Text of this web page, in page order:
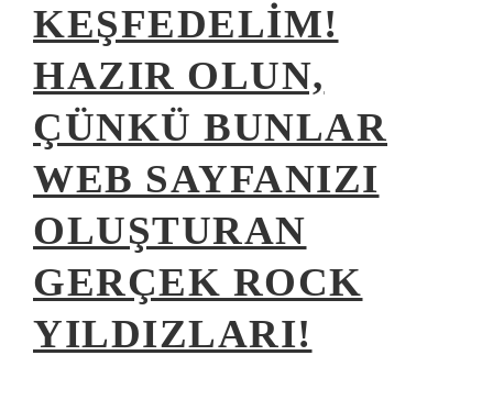
KEŞFEDELIM!
HAZIR OLUN,
ÇÜNKÜ BUNLAR
WEB SAYFANIZI
OLUŞTURAN
GERÇEK ROCK
YILDIZLARI!